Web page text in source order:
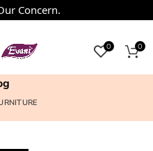
Concern.
0 0